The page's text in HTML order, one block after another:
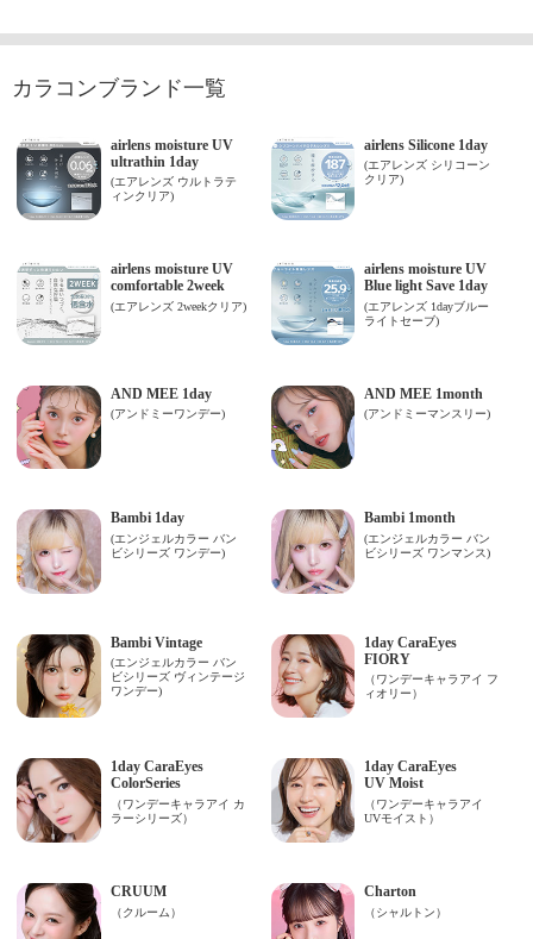
カラコンブランド一覧